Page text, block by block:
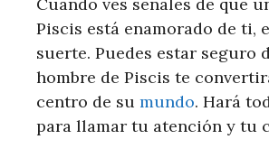
Piscis está enamorado de ti,
suerte. Puedes estar seguro
hombre de Piscis te
centro de su mundo. Hará
para llamar tu atención y tu